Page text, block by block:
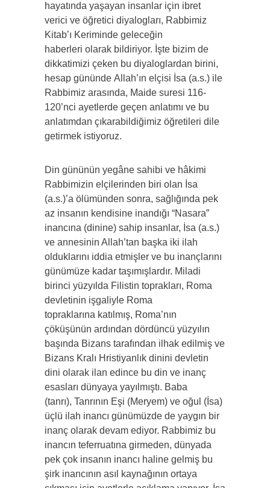
hayatında yaşayan insanlar için ibret
verici ve öğretici diyalogları, Rabbimiz
Kitab’ı Keriminde geleceğin
haberleri olarak bildiriyor. İşte bizim de
dikkatimizi çeken bu diyaloglardan birini,
hesap gününde Allah’ın elçisi İsa (a.s.) ile
Rabbimiz arasında, Maide suresi 116-
120’nci ayetlerde geçen anlatımı ve bu
anlatımdan çıkarabildiğimiz öğretileri dile
getirmek istiyoruz.
Din gününün yegâne sahibi ve hâkimi
Rabbimizin elçilerinden biri olan İsa
(a.s.)’a ölümünden sonra, sağlığında pek
az insanın kendisine inandığı “Nasara”
inancına (dinine) sahip insanlar, İsa (a.s.)
ve annesinin Allah’tan başka iki ilah
olduklarını iddia etmişler ve bu inançlarını
günümüze kadar taşımışlardır. Miladi
birinci yüzyılda Filistin toprakları, Roma
devletinin işgaliyle Roma
topraklarına katılmış, Roma’nın
çöküşünün ardından dördüncü yüzyılın
başında Bizans tarafından ilhak edilmiş ve
Bizans Kralı Hristiyanlık dinini devletin
dini olarak ilan edince bu din ve inanç
esasları dünyaya yayılmıştı. Baba
(tanrı), Tanrının Eşi (Meryem) ve oğul (İsa)
üçlü ilah inancı günümüzde de yaygın bir
inanç olarak devam ediyor. Rabbimiz bu
inancın teferruatına girmeden, dünyada
pek çok insanın inancı haline gelmiş bu
şirk inancının asıl kaynağının ortaya